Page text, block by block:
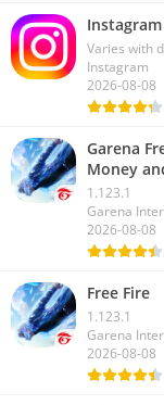
Instagram
Varies with
Instagram
2026-08-08
Garena
Money
1.123.1
Garena
2026-08-08
Free Fire
1.123.1
Garena
2026-08-08